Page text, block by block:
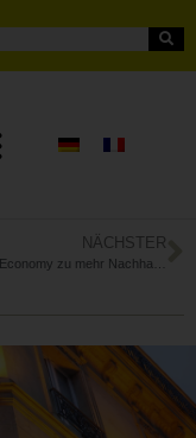
NÄCHSTER